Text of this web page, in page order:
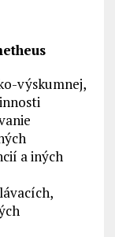
výskumnej,
a iných